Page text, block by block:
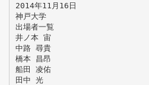
2014年11月16日
神戸大学
出場者一覧
井ノ本 宙
中路 尋貴
橋本 昌昂
船田 凌佑
田中 光